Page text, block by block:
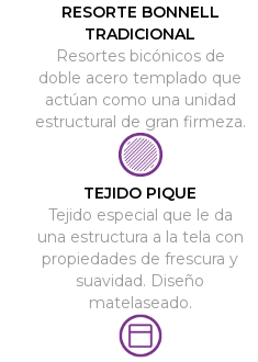
RESORTE BONNELL
TRADICIONAL
Resortes bicónicos de
doble acero templado que
actúan como una unidad
estructural de gran firmeza.
TEJIDO PIQUE
Tejido especial que le da
una estructura a la tela con
propiedades de frescura y
suavidad. Diseño
matelaseado.